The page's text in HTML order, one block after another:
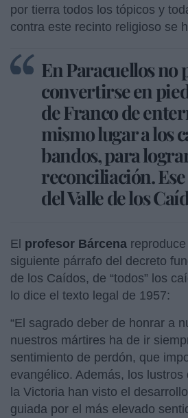
por tierra todos los tópicos y
contra este recinto religioso se
En Paracuellos no
convertirse en
de Franco de
mismo lugar a los
bandos, para
reconciliación.
del Valle de los
El profesor Bárcena
siguiente párrafo del decreto
de los Caídos, de “todos” los
lo dice el texto legal de 1957:
“El sagrado deber de honrar a
nuestros mártires ha de ir
sentimiento de perdón, que
evangélico. Además, los lustros
la Victoria han visto el
guiada por el más elevado